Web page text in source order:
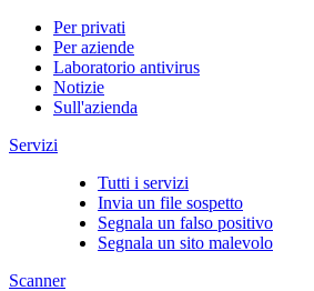
Per privati
Per aziende
Laboratorio antivirus
Notizie
Sull'azienda
Servizi
Tutti i servizi
Invia un file sospetto
Segnala un falso positivo
Segnala un sito malevolo
Scanner